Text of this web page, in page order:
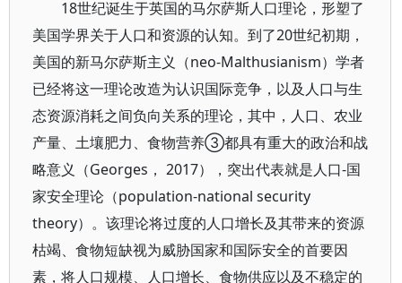
18世纪诞生于英国的马尔萨斯人口理论，形塑了
美国学界关于人口和资源的认知。到了20世纪初期，
美国的新马尔萨斯主义（neo-Malthusianism）学者
已经将这一理论改造为认识国际竞争，以及人口与生
态资源消耗之间负向关系的理论，其中，人口、农业
产量、土壤肥力、食物营养③都具有重大的政治和战
略意义（Georges， 2017），突出代表就是人口-国
家安全理论（population-national security
theory）。该理论将过度的人口增长及其带来的资源
枯竭、食物短缺视为威胁国家和国际安全的首要因
素，将人口规模、人口增长、食物供应以及不稳定的